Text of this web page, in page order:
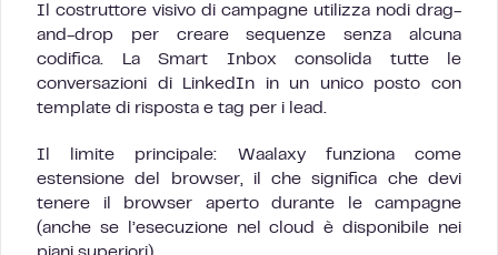
Il costruttore visivo di campagne utilizza nodi drag-
and-drop per creare sequenze senza alcuna
codifica. La Smart Inbox consolida tutte le
conversazioni di LinkedIn in un unico posto con
template di risposta e tag per i lead.
Il limite principale: Waalaxy funziona come
estensione del browser, il che significa che devi
tenere il browser aperto durante le campagne
(anche se l’esecuzione nel cloud è disponibile nei